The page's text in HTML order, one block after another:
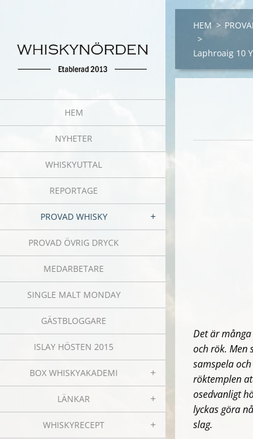
HEM
NYHETER
WHISKYUTTAL
REPORTAGE
PROVAD WHISKY
PROVAD ÖVRIG DRYCK
MEDARBETARE
SINGLE MALT MONDAY
GÄSTBLOGGARE
ISLAY HÖSTEN 2015
BOX WHISKYAKADEMI
LÄNKAR
WHISKYRECEPT
HEM >
>
Laphroaig 10
Det är
och rök. Men
samspela
röktemplen
osedvanligt
lyckas göra
slag.